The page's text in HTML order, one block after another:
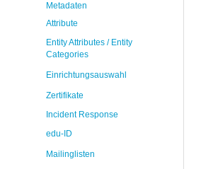
Metadaten
Attribute
Entity Attributes / Entity
Categories
Einrichtungsauswahl
Zertifikate
Incident Response
edu-ID
Mailinglisten